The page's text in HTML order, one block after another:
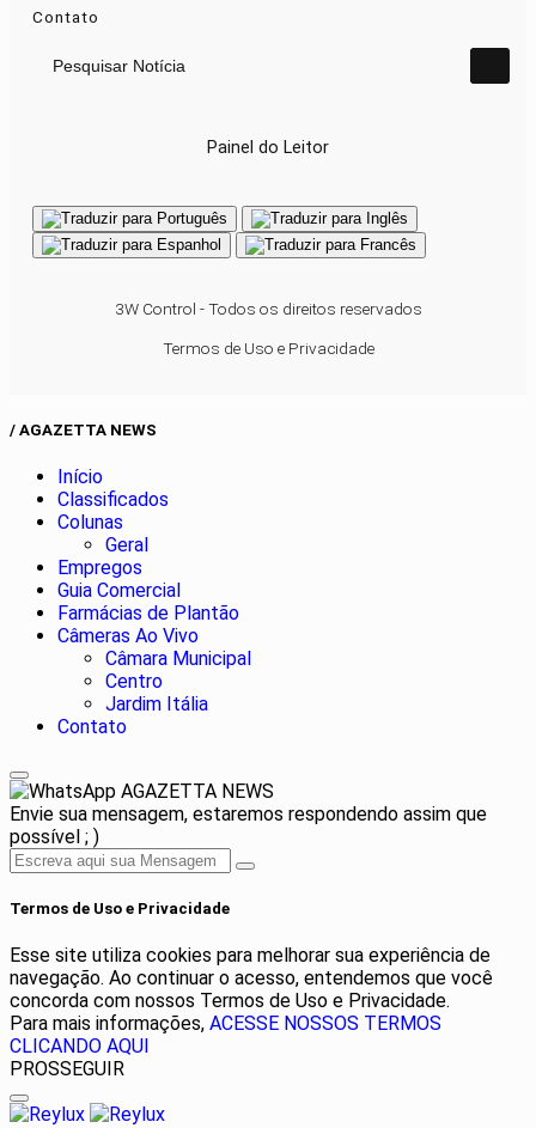
Contato
Pesquisar Notícia
Painel do Leitor
3W Control - Todos os direitos reservados
Termos de Uso e Privacidade
/ AGAZETTA NEWS
Início
Classificados
Colunas
Geral
Empregos
Guia Comercial
Farmácias de Plantão
Câmeras Ao Vivo
Câmara Municipal
Centro
Jardim Itália
Contato
AGAZETTA NEWS
Envie sua mensagem, estaremos respondendo assim que
possível ; )
Termos de Uso e Privacidade
Esse site utiliza cookies para melhorar sua experiência de
navegação. Ao continuar o acesso, entendemos que você
concorda com nossos Termos de Uso e Privacidade.
Para mais informações, ACESSE NOSSOS TERMOS
CLICANDO AQUI
PROSSEGUIR